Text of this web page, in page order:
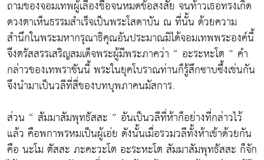
ถามของจอมเทพผู้เลื่องชื่อจนหมดข้อสงสัย จนท้าวเธอทรงเกิด
ดวงตาเห็นธรรมสำเร็จเป็นพระโสดาบัน ณ ที่นั้น ด้วยความ
สำนึกในพระมหากรุณาธิคุณอันประมาณมิได้จอมเทพพระองค์นี้
จึงตรัสสรรเสริญสมเด็จพระผู้มีพระภาคว่า “ อะระหะโต ” คำ
กล่าวของเทพราชันนี้ พระในยุคโบราณท่านก็รู้สึกซาบซึ้งเช่นกัน
จึงนำมาเป็นวลีที่สี่ของบทบุพภาคนมัสการ.
ส่วน “ สัมมาสัมพุทธัสสะ ” อันเป็นวลีที่ห้าก็อย่างที่กล่าวไว้
แล้ว คือพกาพรหมเป็นผู้เอ่ย ดังนั้นเมื่อรวมวลีทั้งห้าเข้าด้วยกัน
คือ นะโม ตัสสะ ภะคะวะโต อะระหะโต สัมมาสัมพุทธัสสะ ก็จัก